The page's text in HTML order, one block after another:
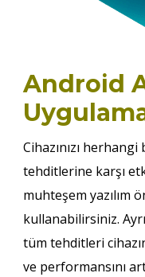
Android
Cihazınızı herhangi
tehditlerine karşı
muhteşem yazılım
kullanabilirsiniz.
tüm tehditleri
ve performansını